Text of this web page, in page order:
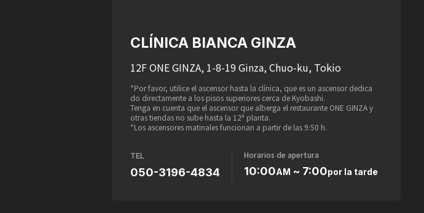
CLÍNICA BIANCA GINZA
12F ONE GINZA, 1-8-19 Ginza, Chuo-ku, Tokio
*Por favor, utilice el ascensor hasta la clínica, que es un ascensor dedica
do directamente a los pisos superiores cerca de Kyobashi.
Tenga en cuenta que el ascensor que alberga el restaurante ONE GINZA y
otras tiendas no sube hasta la 12ª planta.
*Los ascensores matinales funcionan a partir de las 9:50 h.
TEL
050-3196-4834
Horarios de apertura
10:00AM ~ 7:00por la tarde